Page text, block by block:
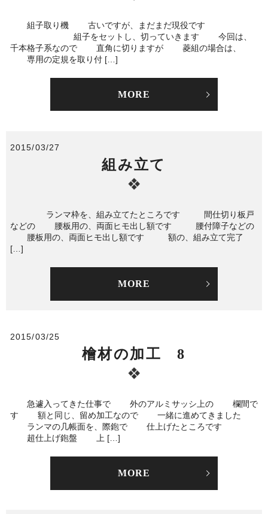
組子取り機 古いですが、まだまだ現役です
組子をセットし、切っていきます 今回は、
千本格子系なので 直角に切りますが 菱組の場合は、
専用の定規を取り付 […]
MORE
2015/03/27
組み立て
ランマ枠を、組み立てたところです 間仕切り板戸
などの 腰板用の、両面ヒモ出し額です 腰付障子などの
腰板用の、両面ヒモ出し額です 額の、組み立て完了
[…]
MORE
2015/03/25
檜材の加工 8
急遽入ってきた仕事で 外のアルミサッシ上の 欄間で
す 額と同じ、留め加工なので 一緒に進めてきました
ランマの几帳面を、際鉋で 仕上げたところです
超仕上げ鉋盤 上 […]
MORE